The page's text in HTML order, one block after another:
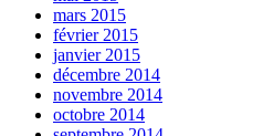
mars 2015
février 2015
janvier 2015
décembre 2014
novembre 2014
octobre 2014